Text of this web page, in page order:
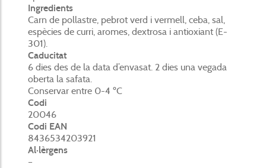
Ingredients
Carn de pollastre, pebrot verd i vermell, ceba, sal,
espècies de curri, aromes, dextrosa i antioxiant (E-
301).
Caducitat
6 dies des de la data d’envasat. 2 dies una vegada
oberta la safata.
Conservar entre 0-4 ºC
Codi
20046
Codi EAN
8436534203921
Al·lèrgens
–